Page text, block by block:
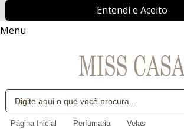
Entendi e Aceito
Menu
Página Inicial Perfumaria Velas